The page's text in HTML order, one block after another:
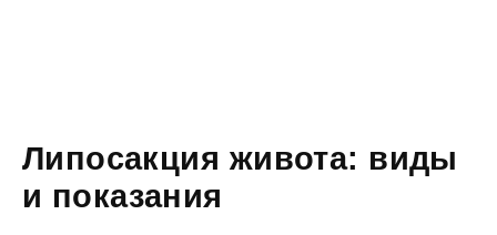
Липосакция живота: виды
и показания